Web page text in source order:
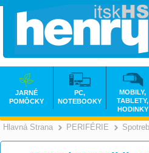
Hlavná Strana PERIFÉRIE
JARNÉ
POMÔCKY
PC,
NOTEBOOKY
MOBILY,
TABLETY,
HODINKY